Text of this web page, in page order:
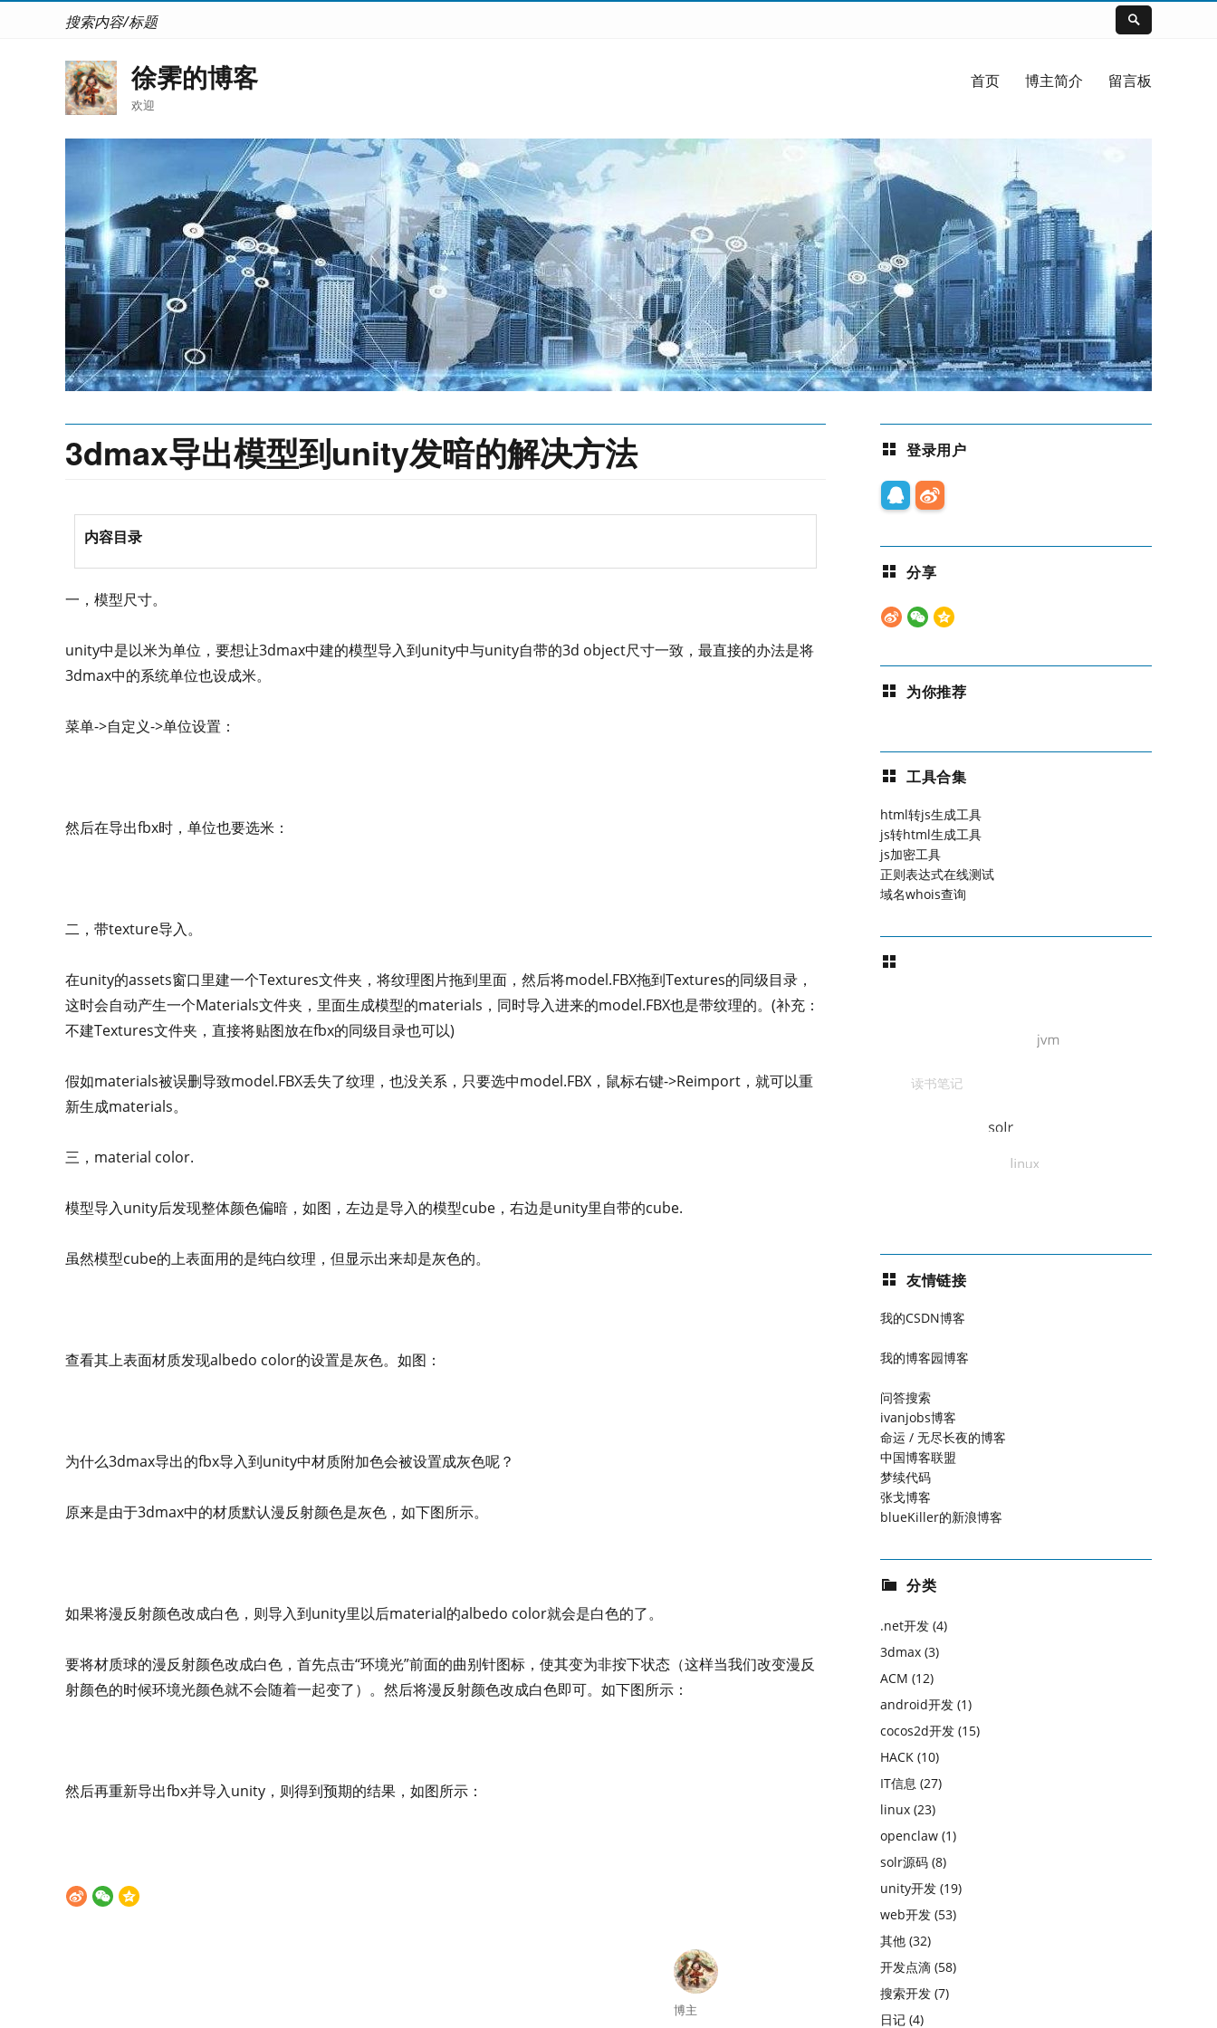
搜索内容/标题
徐霁的博客
欢迎
首页 博主简介 留言板
3dmax导出模型到unity发暗的解决方法
内容目录
一，模型尺寸。
unity中是以米为单位，要想让3dmax中建的模型导入到unity中与unity自带的3d object尺寸一致，最直接的办法是将
3dmax中的系统单位也设成米。
菜单->自定义->单位设置：
然后在导出fbx时，单位也要选米：
二，带texture导入。
在unity的assets窗口里建一个Textures文件夹，将纹理图片拖到里面，然后将model.FBX拖到Textures的同级目录，
这时会自动产生一个Materials文件夹，里面生成模型的materials，同时导入进来的model.FBX也是带纹理的。(补充：
不建Textures文件夹，直接将贴图放在fbx的同级目录也可以)
假如materials被误删导致model.FBX丢失了纹理，也没关系，只要选中model.FBX，鼠标右键->Reimport，就可以重
新生成materials。
三，material color.
模型导入unity后发现整体颜色偏暗，如图，左边是导入的模型cube，右边是unity里自带的cube.
虽然模型cube的上表面用的是纯白纹理，但显示出来却是灰色的。
查看其上表面材质发现albedo color的设置是灰色。如图：
为什么3dmax导出的fbx导入到unity中材质附加色会被设置成灰色呢？
原来是由于3dmax中的材质默认漫反射颜色是灰色，如下图所示。
如果将漫反射颜色改成白色，则导入到unity里以后material的albedo color就会是白色的了。
要将材质球的漫反射颜色改成白色，首先点击“环境光”前面的曲别针图标，使其变为非按下状态（这样当我们改变漫反
射颜色的时候环境光颜色就不会随着一起变了）。然后将漫反射颜色改成白色即可。如下图所示：
然后再重新导出fbx并导入unity，则得到预期的结果，如图所示：
Author
博主
登录用户
分享
为你推荐
工具合集
html转js生成工具
js转html生成工具
js加密工具
正则表达式在线测试
域名whois查询
友情链接
我的CSDN博客
我的博客园博客
问答搜索
ivanjobs博客
命运 / 无尽长夜的博客
中国博客联盟
梦续代码
张戈博客
blueKiller的新浪博客
分类
.net开发 (4)
3dmax (3)
ACM (12)
android开发 (1)
cocos2d开发 (15)
HACK (10)
IT信息 (27)
linux (23)
openclaw (1)
solr源码 (8)
unity开发 (19)
web开发 (53)
其他 (32)
开发点滴 (58)
搜索开发 (7)
日记 (4)